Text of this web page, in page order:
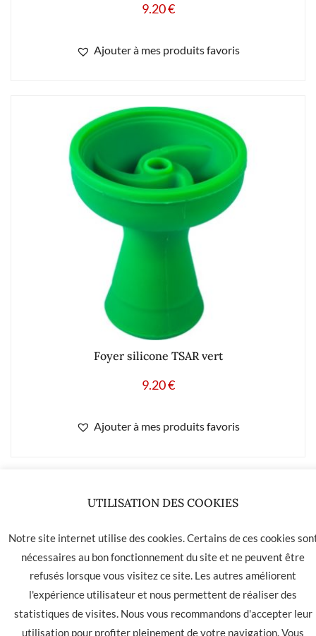
9.20€
Ajouter à mes produits favoris
Foyer silicone TSAR vert
9.20€
Ajouter à mes produits favoris
05 01 31
Contact CGU CGV
UTILISATION DES COOKIES
Notre site internet utilise des cookies. Certains de ces cookies
nécessaires au bon fonctionnement du site et ne peuvent être
refusés lorsque vous visitez ce site. Les autres améliorent
l'expérience utilisateur et nous permettent de réaliser des
statistiques de visites. Nous vous recommandons d'accepter leur
utilisation pour profiter pleinement de votre navigation. Vous